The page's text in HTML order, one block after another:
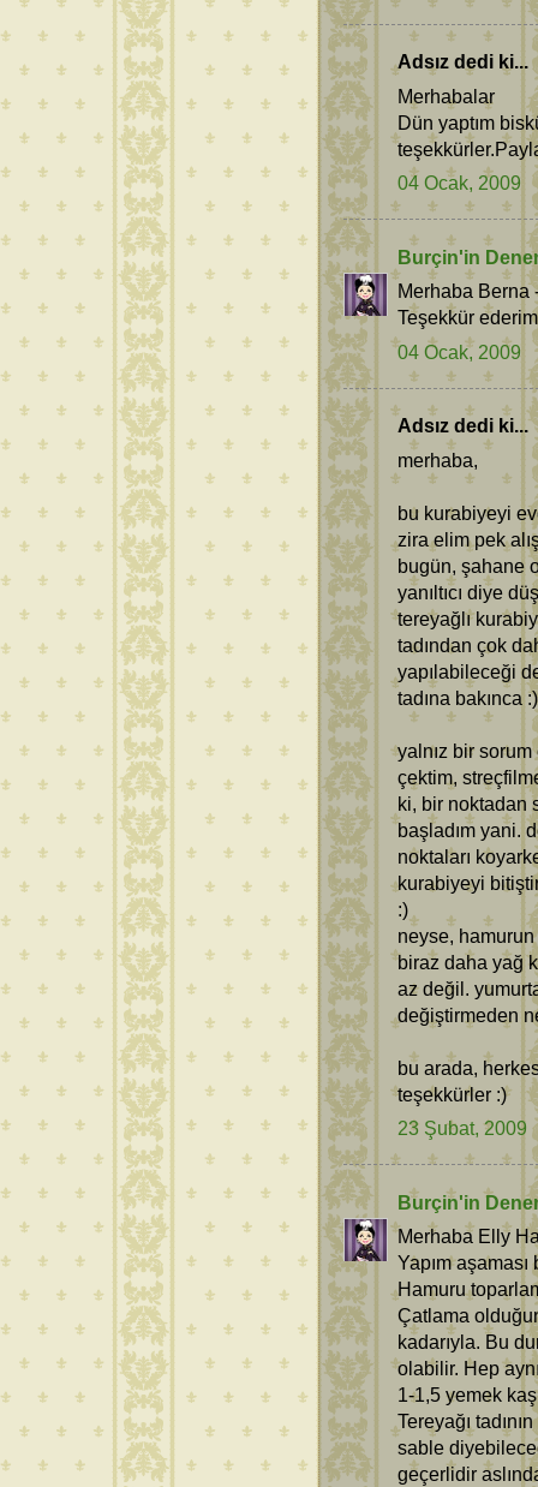
Adsız dedi ki...
Merhabalar
Dün yaptım
04 Ocak, 2009
Burçin'in
Merhaba Berna
Teşekkür
04 Ocak, 2009
Adsız dedi ki...
merhaba,
bu kurabiyeyi
zira elim pek
bugün, şahane
yanıltıcı diye
tereyağlı
tadından çok
yapılabileceği
tadına bakınca
yalnız bir sorum
çektim,
ki, bir noktadan
başladım yani.
noktaları
kurabiyeyi
:)
neyse,
biraz daha yağ
az değil.
değiştirmeden
bu arada,
teşekkürler :)
23 Şubat, 2009
Burçin'in
Merhaba Elly
Yapım aşaması
Hamuru
Çatlama
kadarıyla. Bu
olabilir. Hep
1-1,5 yemek
Tereyağı
sable
geçerlidir